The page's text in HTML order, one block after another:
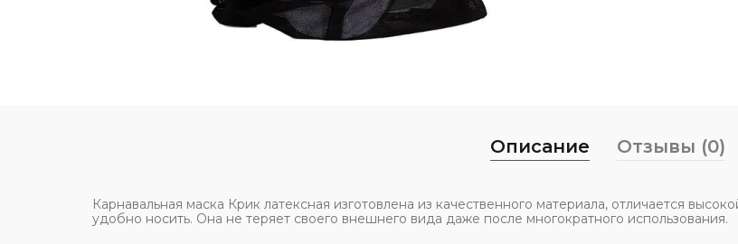
Описание Отзывы (0)
Карнавальная маска Крик латексная изготовлена из качественного материала, отличаeтся
удобно носить. Она не теряет своего внешнего вида даже после многократного использования.